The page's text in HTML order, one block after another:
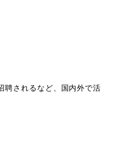
聘されるなど、国内外で活